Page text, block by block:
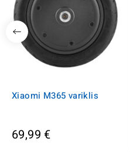
Xiaomi M365 variklis
69,99 €